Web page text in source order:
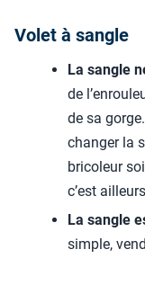
Volet à sangle
La sangle
de
de sa
changer la
bricoleur
c’est
La sangle
simple,